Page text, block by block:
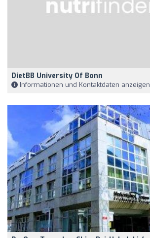
DietBB University Of Bonn
Informationen und Kontaktdaten anzeigen